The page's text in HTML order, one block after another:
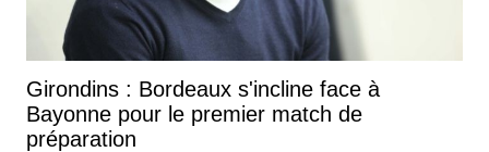
Girondins : Bordeaux s'incline face à
Bayonne pour le premier match de
préparation